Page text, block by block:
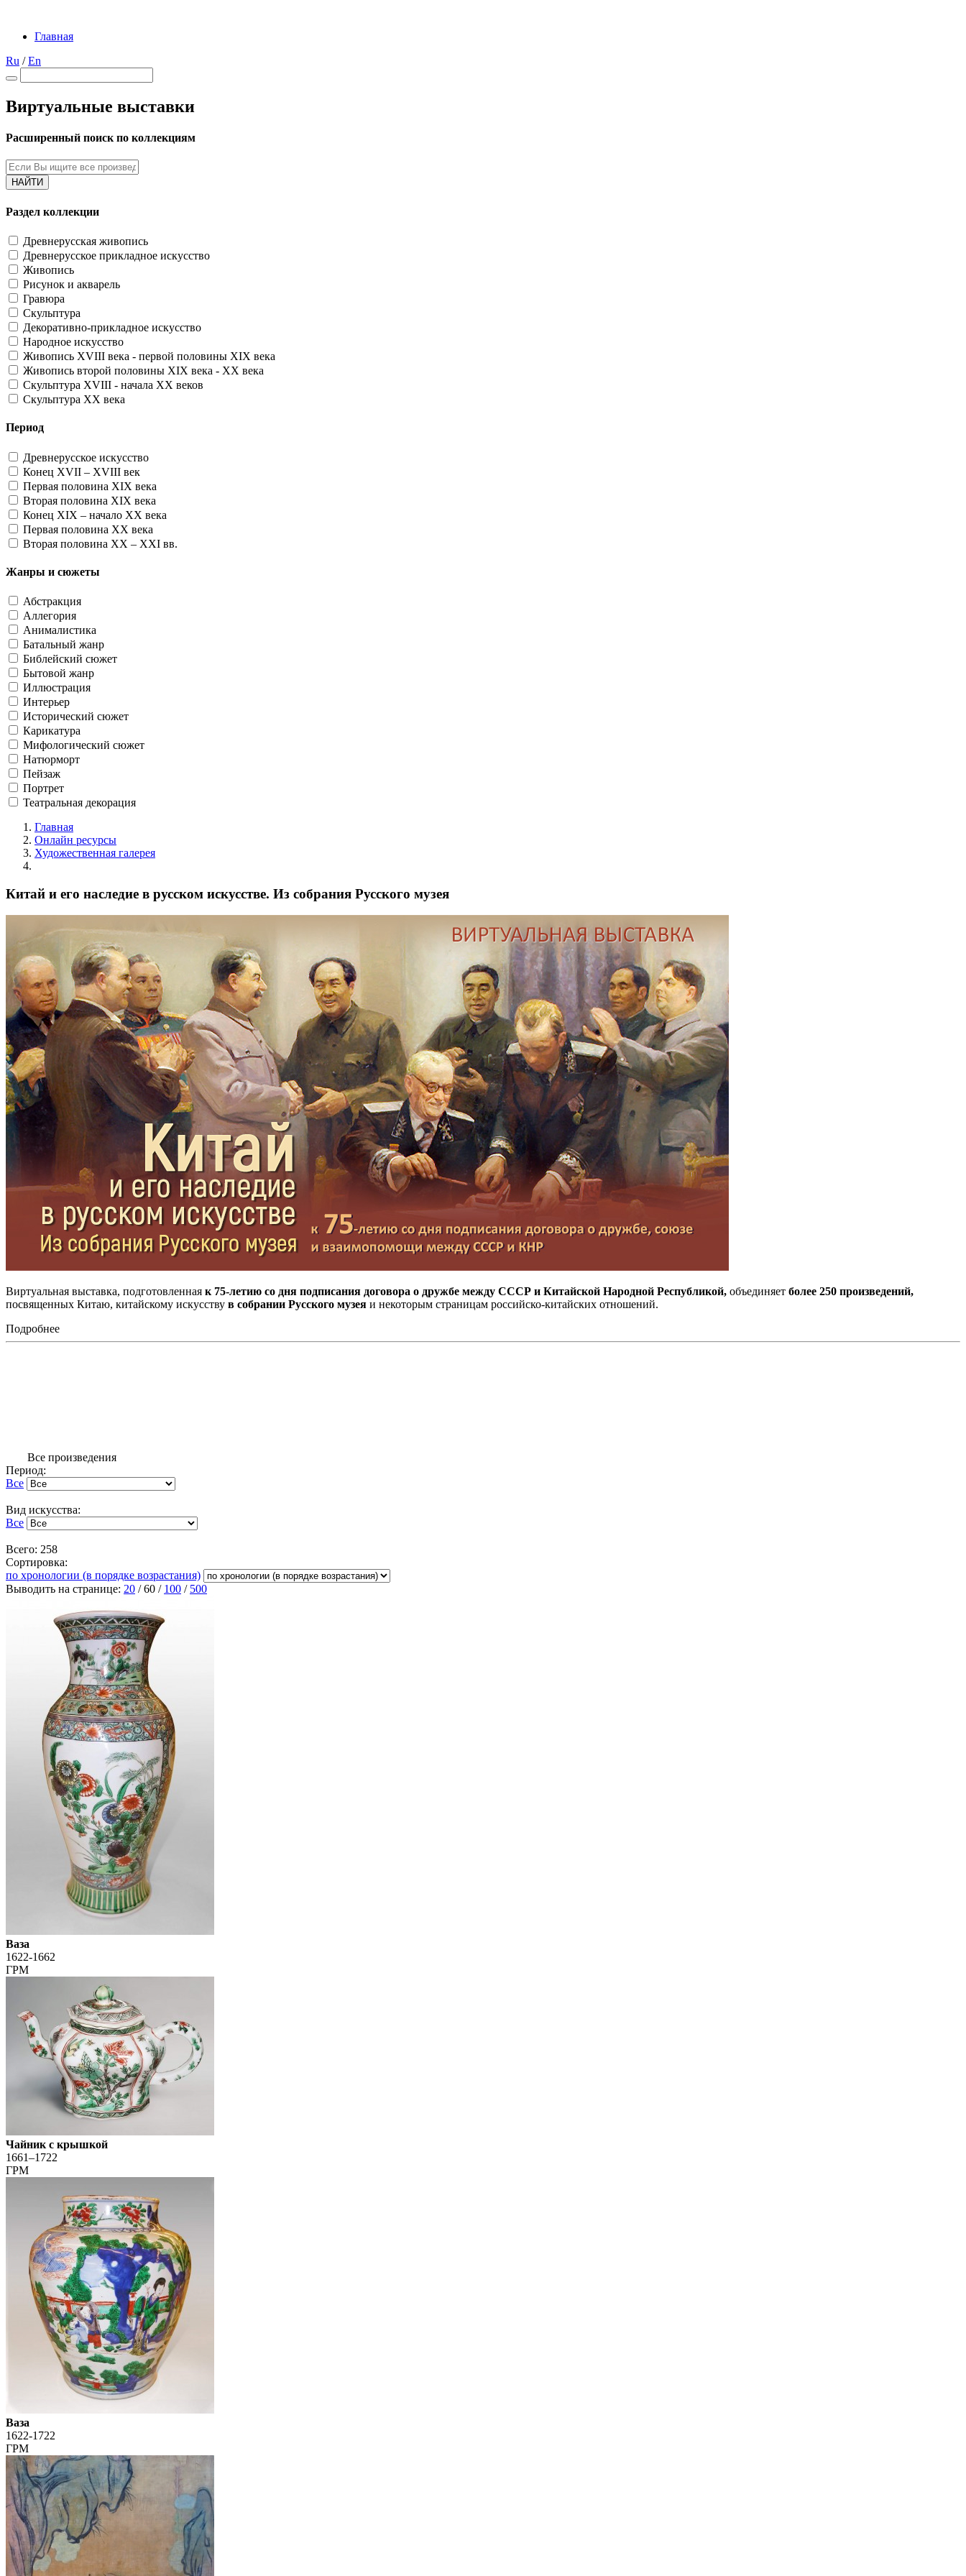
Главная
Ru /En
Виртуальные выставки
Расширенный поиск по коллекциям
НАЙТИ
Раздел коллекции
Древнерусская живопись
Древнерусское прикладное искусство
Живопись
Рисунок и акварель
Гравюра
Скульптура
Декоративно-прикладное искусство
Народное искусство
Живопись XVIII века - первой половины XIX века
Живопись второй половины XIX века - XX века
Скульптура XVIII - начала XX веков
Скульптура XX века
Период
Древнерусское искусство
Конец XVII – XVIII век
Первая половина XIX века
Вторая половина XIX века
Конец XIX – начало XX века
Первая половина XX века
Вторая половина XX – XXI вв.
Жанры и сюжеты
Абстракция
Аллегория
Анималистика
Батальный жанр
Библейский сюжет
Бытовой жанр
Иллюстрация
Интерьер
Исторический сюжет
Карикатура
Мифологический сюжет
Натюрморт
Пейзаж
Портрет
Театральная декорация
Главная
Онлайн ресурсы
Художественная галерея
Китай и его наследие в русском искусстве. Из собрания Русского музея
Виртуальная выставка, подготовленная к 75-летию со дня подписания договора о дружбе между СССР и Китайской Народной Республикой, объединяет более 250 произведений,
посвященных Китаю, китайскому искусству в собрании Русского музея и некоторым страницам российско-китайских отношений.
Подробнее
Все произведения
Период:
Все
Вид искусства:
Все
Всего: 258
Сортировка:
по хронологии (в порядке возрастания)
Выводить на странице: 20 /60 / 100 / 500
Ваза
1622-1662
ГРМ
Чайник с крышкой
1661–1722
ГРМ
Ваза
1622-1722
ГРМ